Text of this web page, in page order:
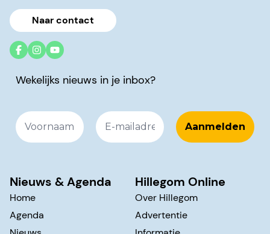
Naar contact
Wekelijks nieuws in je inbox?
Nieuws & Agenda
Home
Agenda
Hillegom Online
Over Hillegom
Advertentie